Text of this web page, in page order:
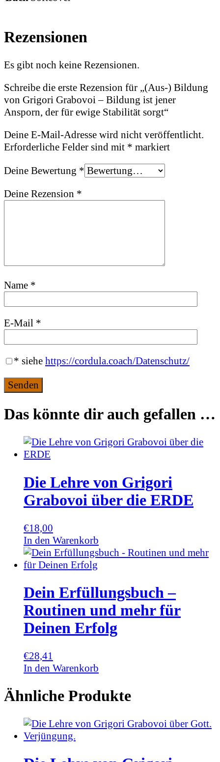
Rezensionen
Es gibt noch keine Rezensionen.
Schreibe die erste Rezension für „(Aus-) Bildung
von Grigori Grabovoi – Bildung ist jener
Ansporn, der für ewige Stabilität sorgt“
Deine E-Mail-Adresse wird nicht veröffentlicht.
Erforderliche Felder sind mit * markiert
Deine Bewertung *
Deine Rezension *
Name *
E-Mail *
* siehe https://cordula.coach/Datenschutz/
Das könnte dir auch gefallen …
Die Lehre von Grigori
Grabovoi über die ERDE
€18,00
In den Warenkorb
Dein Erfüllungsbuch –
Routinen und mehr für
Deinen Erfolg
€28,41
In den Warenkorb
Ähnliche Produkte